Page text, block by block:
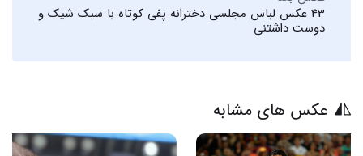
43 عکس لباس مجلسی دخترانه پفی کوتاه با سبک شیک و
دوست داشتنی
عکس های مشابه